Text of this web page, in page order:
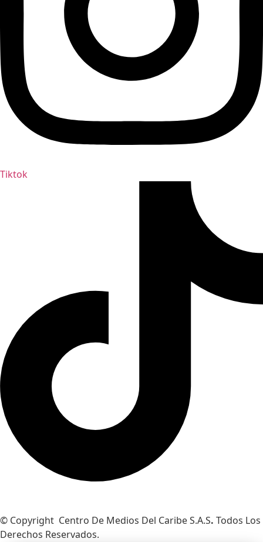
Tiktok
© Copyright Centro De Medios Del Caribe S.A.S. Todos Los
Derechos Reservados.